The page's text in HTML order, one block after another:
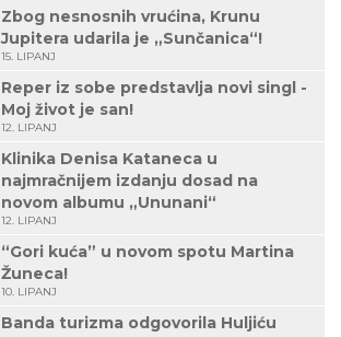
Zbog nesnosnih vrućina, Krunu
Jupitera udarila je „Sunčanica“!
15. LIPANJ
Reper iz sobe predstavlja novi singl -
Moj život je san!
12. LIPANJ
Klinika Denisa Kataneca u
najmračnijem izdanju dosad na
novom albumu „Ununani“
12. LIPANJ
“Gori kuća” u novom spotu Martina
Žuneca!
10. LIPANJ
Banda turizma odgovorila Huljiću